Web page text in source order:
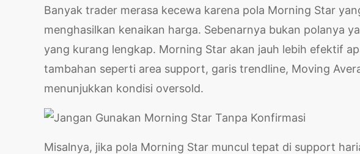
Banyak trader merasa kecewa karena pola Morning Star
menghasilkan kenaikan harga. Sebenarnya bukan polanya
yang kurang lengkap. Morning Star akan jauh lebih efektif
tambahan seperti area support, garis trendline, Moving
menunjukkan kondisi oversold.
Misalnya, jika pola Morning Star muncul tepat di support